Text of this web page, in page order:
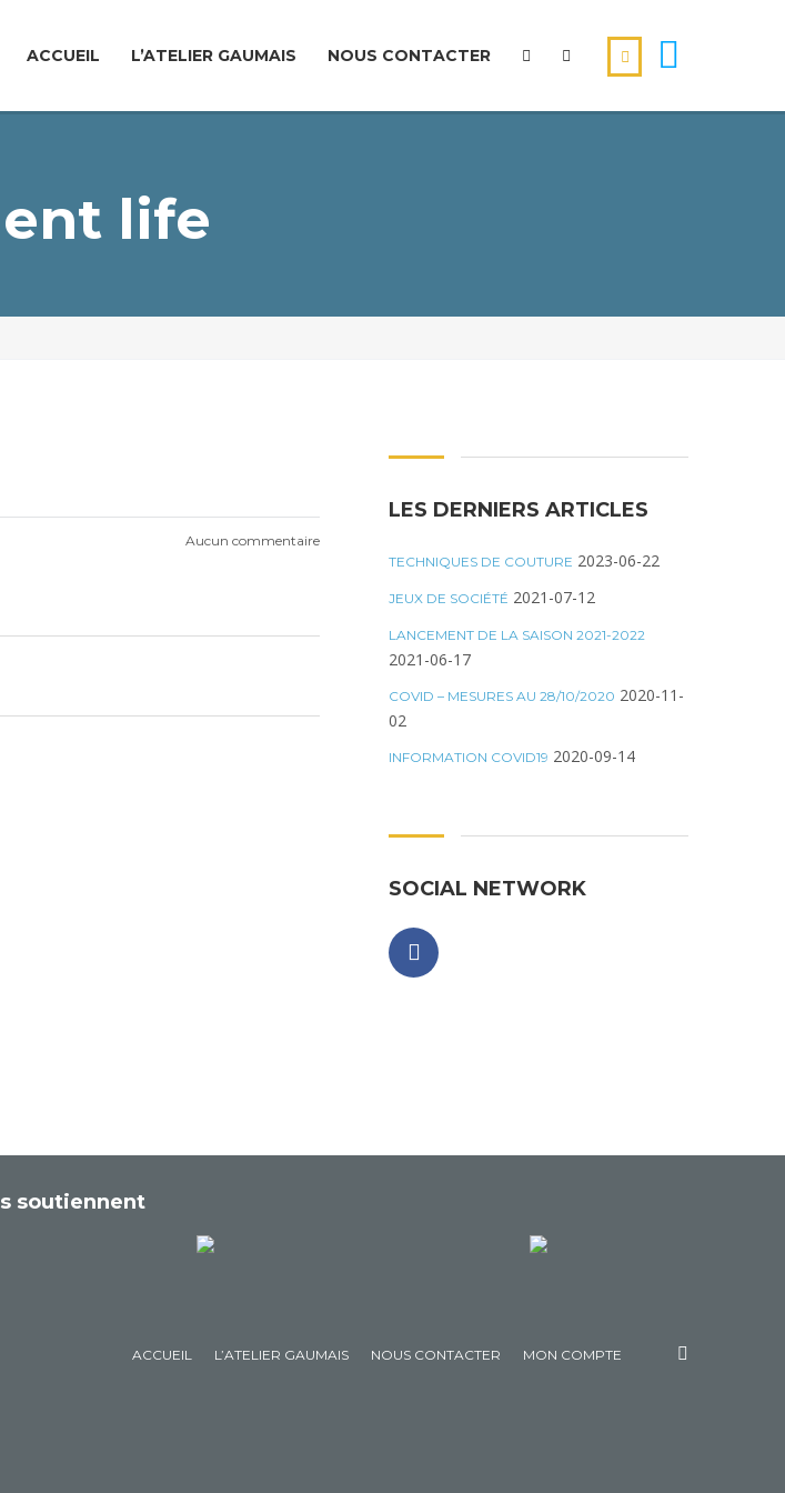
ACCUEIL L’ATELIER GAUMAIS NOUS CONTACTER
life
Aucun commentaire
LES DERNIERS ARTICLES
TECHNIQUES DE COUTURE 2023-06-22
JEUX DE SOCIÉTÉ 2021-07-12
LANCEMENT DE LA SAISON 2021-2022
2021-06-17
COVID – MESURES AU 28/10/2020 2020-11-
02
INFORMATION COVID19 2020-09-14
SOCIAL NETWORK
soutiennent
ACCUEIL L’ATELIER GAUMAIS NOUS CONTACTER MON COMPTE